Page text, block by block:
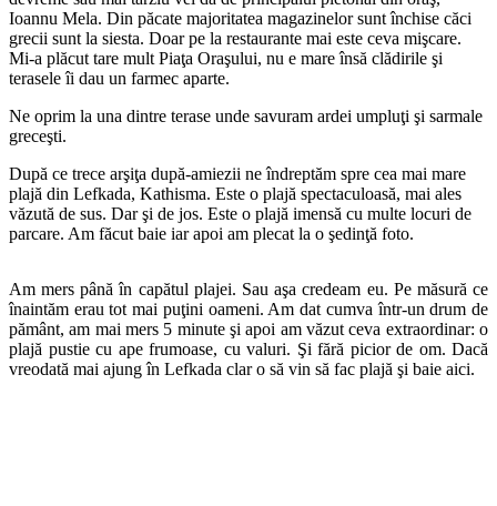
Ioannu Mela. Din păcate majoritatea magazinelor sunt închise căci
grecii sunt la siesta. Doar pe la restaurante mai este ceva mişcare.
Mi-a plăcut tare mult Piaţa Oraşului, nu e mare însă clădirile şi
terasele îi dau un farmec aparte.
Ne oprim la una dintre terase unde savuram ardei umpluţi şi sarmale
greceşti.
După ce trece arşiţa după-amiezii ne îndreptăm spre cea mai mare
plajă din Lefkada, Kathisma. Este o plajă spectaculoasă, mai ales
văzută de sus. Dar şi de jos. Este o plajă imensă cu multe locuri de
parcare. Am făcut baie iar apoi am plecat la o şedinţă foto.
Am mers până în capătul plajei. Sau aşa credeam eu. Pe măsură ce
înaintăm erau tot mai puţini oameni. Am dat cumva într-un drum de
pământ, am mai mers 5 minute şi apoi am văzut ceva extraordinar: o
plajă pustie cu ape frumoase, cu valuri. Şi fără picior de om. Dacă
vreodată mai ajung în Lefkada clar o să vin să fac plajă şi baie aici.